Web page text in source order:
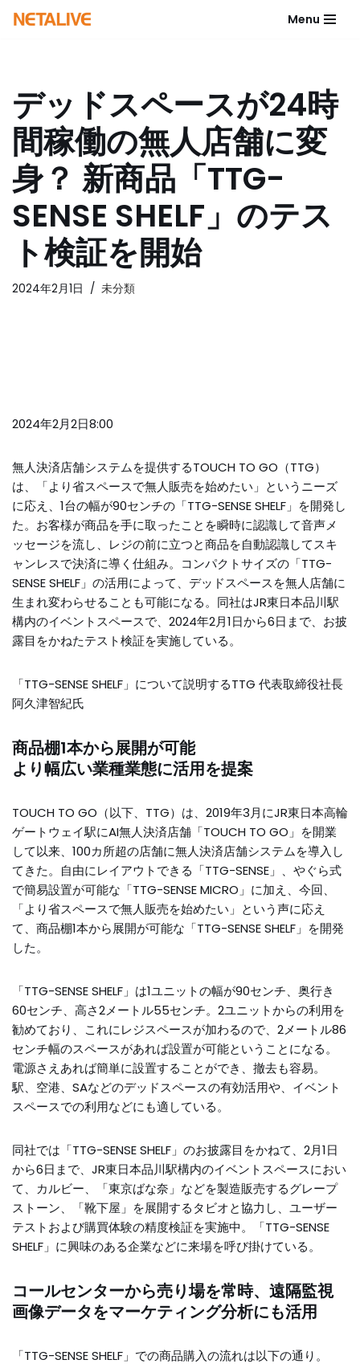
ン
ツ
へ
ス
キ
ッ
プ
Menu
デッドスペースが24時
間稼働の無人店舗に変
身？ 新商品「TTG-
SENSE SHELF」のテス
ト検証を開始
2024年2月1日 未分類
2024年2月2日8:00
無人決済店舗システムを提供するTOUCH TO GO（TTG）
は、「より省スペースで無人販売を始めたい」というニーズ
に応え、1台の幅が90センチの「TTG-SENSE SHELF」を開発し
た。お客様が商品を手に取ったことを瞬時に認識して音声メ
ッセージを流し、レジの前に立つと商品を自動認識してスキ
ャンレスで決済に導く仕組み。コンパクトサイズの「TTG-
SENSE SHELF」の活用によって、デッドスペースを無人店舗に
生まれ変わらせることも可能になる。同社はJR東日本品川駅
構内のイベントスペースで、2024年2月1日から6日まで、お披
露目をかねたテスト検証を実施している。
「TTG-SENSE SHELF」について説明するTTG 代表取締役社長
阿久津智紀氏
商品棚1本から展開が可能
より幅広い業種業態に活用を提案
TOUCH TO GO（以下、TTG）は、2019年3月にJR東日本高輪
ゲートウェイ駅にAI無人決済店舗「TOUCH TO GO」を開業
して以来、100カ所超の店舗に無人決済店舗システムを導入し
てきた。自由にレイアウトできる「TTG-SENSE」、やぐら式
で簡易設置が可能な「TTG-SENSE MICRO」に加え、今回、
「より省スペースで無人販売を始めたい」という声に応え
て、商品棚1本から展開が可能な「TTG-SENSE SHELF」を開発
した。
「TTG-SENSE SHELF」は1ユニットの幅が90センチ、奥行き
60センチ、高さ2メートル55センチ。2ユニットからの利用を
勧めており、これにレジスペースが加わるので、2メートル86
センチ幅のスペースがあれば設置が可能ということになる。
電源さえあれば簡単に設置することができ、撤去も容易。
駅、空港、SAなどのデッドスペースの有効活用や、イベント
スペースでの利用などにも適している。
同社では「TTG-SENSE SHELF」のお披露目をかねて、2月1日
から6日まで、JR東日本品川駅構内のイベントスペースにおい
て、カルビー、「東京ばな奈」などを製造販売するグレープ
ストーン、「靴下屋」を展開するタビオと協力し、ユーザー
テストおよび購買体験の精度検証を実施中。「TTG-SENSE
SHELF」に興味のある企業などに来場を呼び掛けている。
コールセンターから売り場を常時、遠隔監視
画像データをマーケティング分析にも活用
「TTG-SENSE SHELF」での商品購入の流れは以下の通り。